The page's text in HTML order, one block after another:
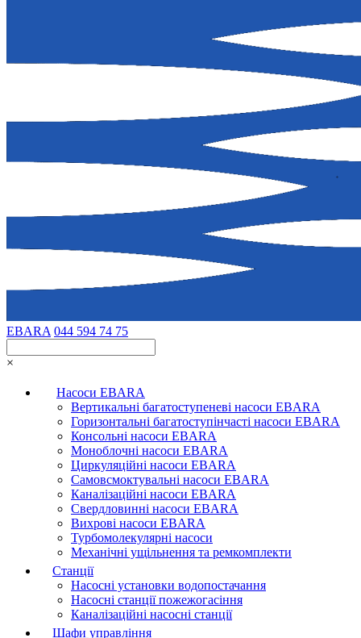
EBARA 044 594 74 75
×
Насоси EBARA
Вертикальні багатоступеневі насоси EBARA
Горизонтальні багатоступінчасті насоси EBARA
Консольні насоси EBARA
Моноблочні насоси EBARA
Циркуляційні насоси EBARA
Самовсмоктувальні насоси EBARA
Каналізаційні насоси EBARA
Свердловинні насоси EBARA
Вихрові насоси EBARA
Турбомолекулярні насоси
Механічні ущільнення та ремкомплекти
Станції
Насосні установки водопостачання
Насосні станції пожежогасіння
Каналізаційні насосні станції
Шафи управління